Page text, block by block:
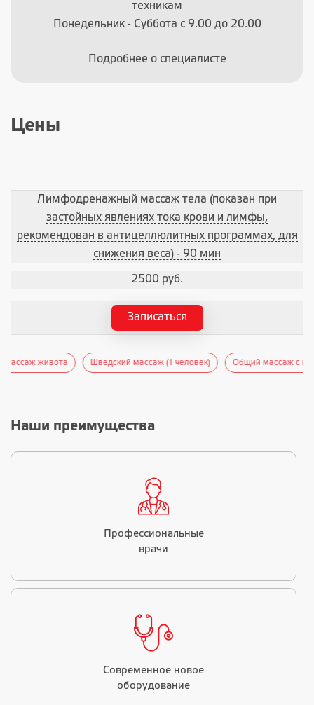
техникам
Понедельник - Суббота с 9.00 до 20.00
Подробнее о специалисте
Цены
Лимфодренажный массаж тела (показан при
застойных явлениях тока крови и лимфы,
рекомендован в антицеллюлитных программах, для
снижения веса) - 90 мин
2500 руб.
Записаться
Шведский массаж (1 человек) Общий массаж с шоколадом
Наши преимущества
Профессиональные
врачи
Современное новое
оборудование